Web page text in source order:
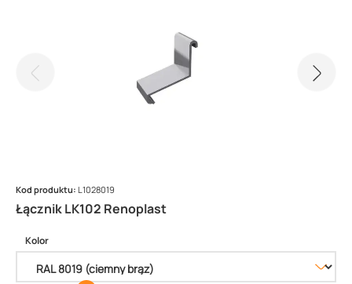
Łącznik LK102 Renoplast
Kod produktu: L1028019
Kolor